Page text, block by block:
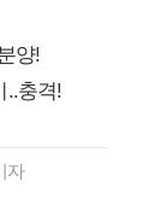
양!
..충격!
자